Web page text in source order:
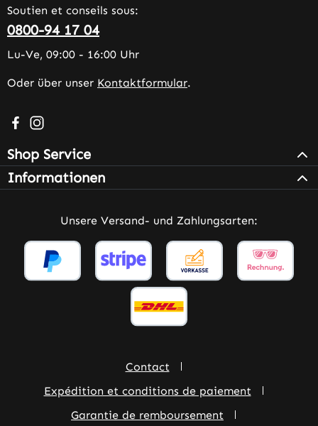
Soutien et conseils sous:
0800-94 17 04
Lu-Ve, 09:00 - 16:00 Uhr
Oder über unser Kontaktformular.
Besuche uns auf Facebook – öffnet in neuem Tab
Schau auf Instagram vorbei – öffnet in neuem Tab
Shop Service
Informationen
Unsere Versand- und Zahlungsarten:
Contact
Expédition et conditions de paiement
Garantie de remboursement